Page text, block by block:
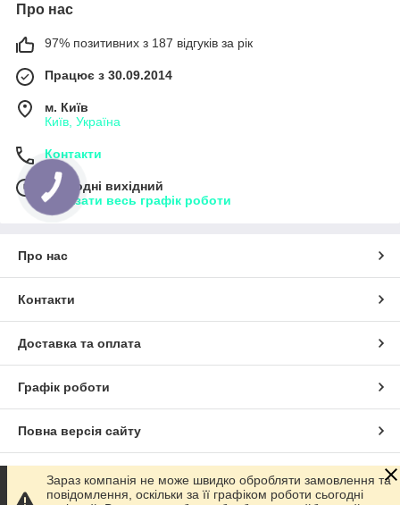
Про нас
97% позитивних з 187 відгуків за рік
Працює з 30.09.2014
м. Київ
Київ, Україна
Контакти
Сьогодні вихідний
Показати весь графік роботи
Про нас
Контакти
Доставка та оплата
Графік роботи
Повна версія сайту
Сайт створено на маркетплейсі Prom.ua
Зараз компанія не може швидко обробляти замовлення та
повідомлення, оскільки за її графіком роботи сьогодні